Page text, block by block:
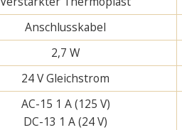
Anschlusskabel
2,7 W
24 V Gleichstrom
AC-15 1 A (125 V)
DC-13 1 A (24 V)